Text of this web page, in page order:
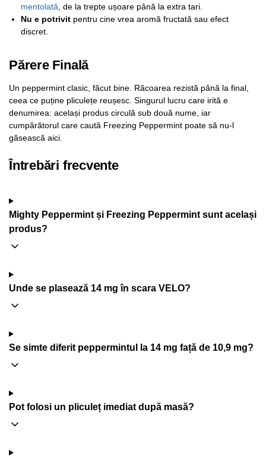
mentolată, de la trepte ușoare până la extra tari.
Nu e potrivit pentru cine vrea aromă fructată sau efect
discret.
Părere Finală
Un peppermint clasic, făcut bine. Răcoarea rezistă până la final,
ceea ce puține pliculețe reușesc. Singurul lucru care irită e
denumirea: același produs circulă sub două nume, iar
cumpărătorul care caută Freezing Peppermint poate să nu-l
găsească aici.
Întrebări frecvente
Mighty Peppermint și Freezing Peppermint sunt același
produs?
Unde se plasează 14 mg în scara VELO?
Se simte diferit peppermintul la 14 mg față de 10,9 mg?
Pot folosi un pliculeț imediat după masă?